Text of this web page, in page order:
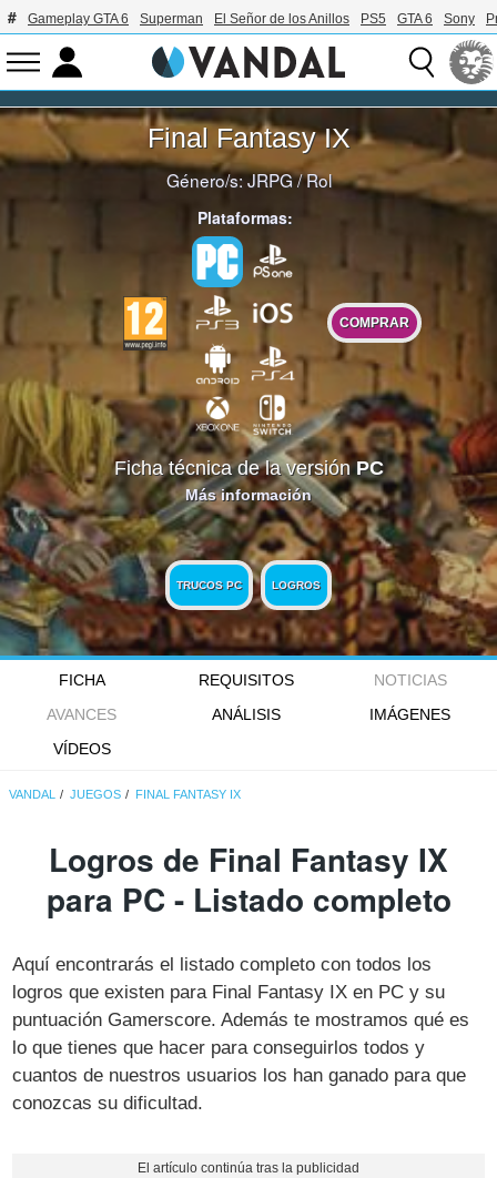
Gameplay GTA 6 Superman El Señor de los Anillos PS5 GTA 6 Sony
Final Fantasy IX
Género/s:JRPG/Rol
Plataformas:
COMPRAR
Ficha técnica de la versiónPC
Más información
TRUCOS PC LOGROS
FICHA REQUISITOS
NOTICIAS
AVANCES
ANÁLISIS
IMÁGENES
VÍDEOS
VANDAL JUEGOS FINAL FANTASY IX
Logros de Final Fantasy IX
para PC - Listado completo
Aquí encontrarás el listado completo con todos los
logros que existen para Final Fantasy IX en PC y su
puntuación Gamerscore. Además te mostramos qué es
lo que tienes que hacer para conseguirlos todos y
cuantos de nuestros usuarios los han ganado para que
conozcas su dificultad.